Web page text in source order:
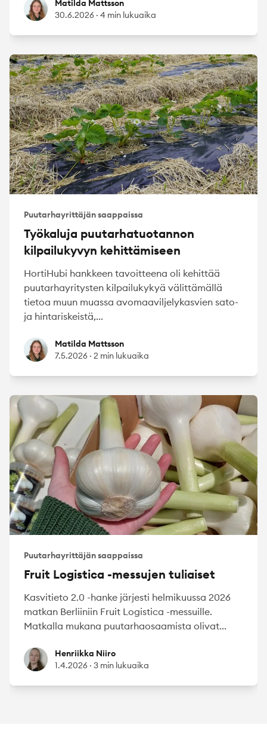
Matilda Mattsson
Matilda Mattsson
30.6.2026 · 4 min lukuaika
Puutarhayrittäjän saappaissa
Työkaluja puutarhatuotannon
kilpailukyvyn kehittämiseen
HortiHubi hankkeen tavoitteena oli kehittää
puutarhayritysten kilpailukykyä välittämällä
tietoa muun muassa avomaaviljelykasvien sato-
ja hintariskeistä,...
Matilda Mattsson
Matilda Mattsson
7.5.2026 · 2 min lukuaika
Puutarhayrittäjän saappaissa
Fruit Logistica -messujen tuliaiset
Kasvitieto 2.0 -hanke järjesti helmikuussa 2026
matkan Berliiniin Fruit Logistica -messuille.
Matkalla mukana puutarhaosaamista olivat...
Henriikka Niiro
Henriikka Niiro
1.4.2026 · 3 min lukuaika